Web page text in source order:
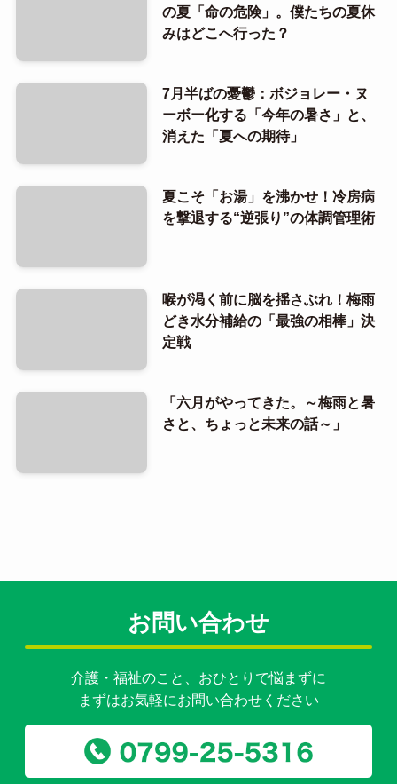
の夏「命の危険」。僕たちの夏休
みはどこへ行った？
7月半ばの憂鬱：ボジョレー・ヌ
ーボー化する「今年の暑さ」と、
消えた「夏への期待」
夏こそ「お湯」を沸かせ！冷房病
を撃退する“逆張り”の体調管理術
喉が渇く前に脳を揺さぶれ！梅雨
どき水分補給の「最強の相棒」決
定戦
「六月がやってきた。～梅雨と暑
さと、ちょっと未来の話～」
お問い合わせ
介護・福祉のこと、おひとりで悩まずに
まずはお気軽にお問い合わせください